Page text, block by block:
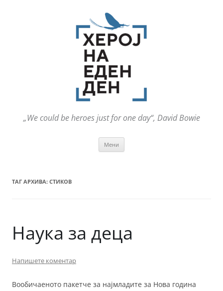
„We could be heroes just for one day“, David Bowie
Мени
ТАГ АРХИВА: СТИКОВ
Наука за деца
Напишете коментар
Вообичаеното пакетче за најмладите за Нова година